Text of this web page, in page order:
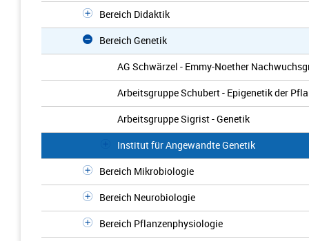
Bereich Didaktik
Bereich Genetik
AG Schwärzel - Emmy-Noether
Arbeitsgruppe Schubert - Epigenetik der
Arbeitsgruppe Sigrist - Genetik
Institut für Angewandte Genetik
Bereich Mikrobiologie
Bereich Neurobiologie
Bereich Pflanzenphysiologie